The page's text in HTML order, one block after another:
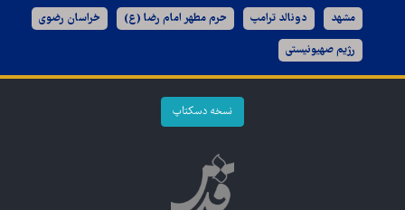
مشهد دونالد ترامپ حرم مطهر امام رضا (ع) خراسان رضوی
رژیم صهیونیستی
نسخه دسکتاپ